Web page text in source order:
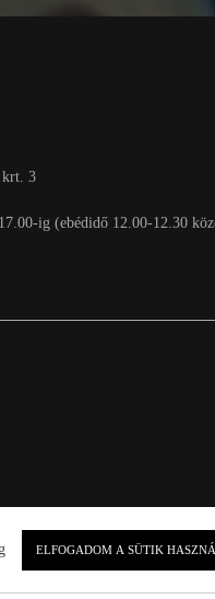
krt. 3
ig (ebédidő 12.00-12.30
ELFOGADOM A SÜTIK